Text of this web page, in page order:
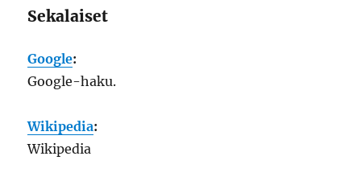
Sekalaiset
Google:
Google-haku.
Wikipedia:
Wikipedia